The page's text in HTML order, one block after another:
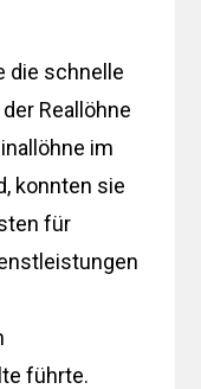
die schnelle
Reallöhne
im
konnten sie
für
führte.